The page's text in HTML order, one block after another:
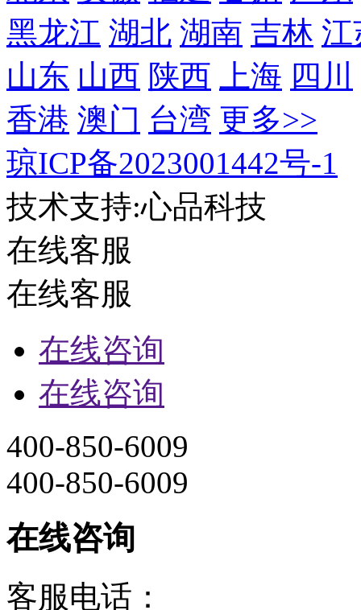
在线客服
在线客服
在线咨询
在线咨询
400-850-6009
400-850-6009
在线咨询
客服电话：
13976641925
13379818105
0898-66758884
>top